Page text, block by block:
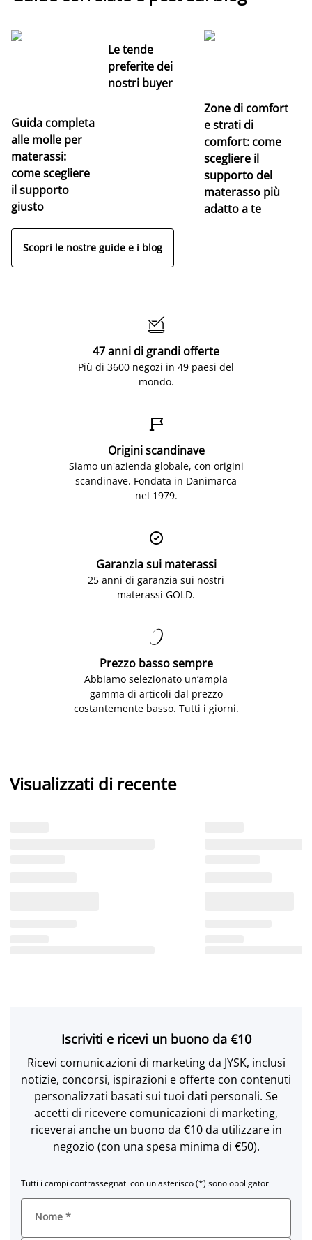
Guida completa
alle molle per
materassi:
come scegliere
il supporto
giusto
Le tende
preferite dei
nostri buyer
Zone di comfort
e strati di
comfort: come
scegliere il
supporto del
materasso più
adatto a te
Scopri le nostre guide e i blog

47 anni di grandi offerte
Più di 3600 negozi in 49 paesi del
mondo.

Origini scandinave
Siamo un'azienda globale, con origini
scandinave. Fondata in Danimarca
nel 1979.

Garanzia sui materassi
25 anni di garanzia sui nostri
materassi GOLD.

Prezzo basso sempre
Abbiamo selezionato un’ampia
gamma di articoli dal prezzo
costantemente basso. Tutti i giorni.
Visualizzati di recente
Iscriviti e ricevi un buono da €10
Ricevi comunicazioni di marketing da JYSK, inclusi
notizie, concorsi, ispirazioni e offerte con contenuti
personalizzati basati sui tuoi dati personali. Se
accetti di ricevere comunicazioni di marketing,
riceverai anche un buono da €10 da utilizzare in
negozio (con una spesa minima di €50).
Tutti i campi contrassegnati con un asterisco (*) sono obbligatori
Nome *